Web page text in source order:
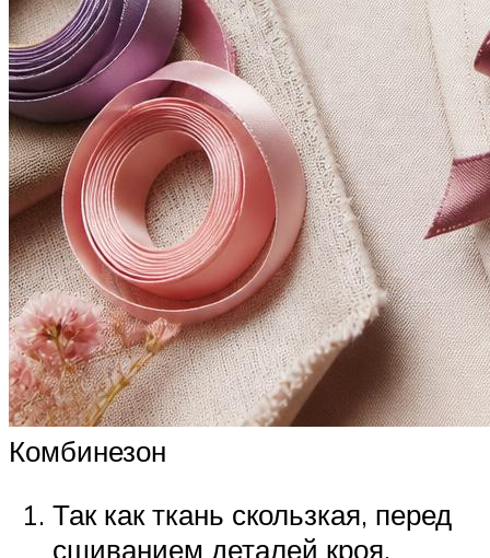
Комбинезон
Так как ткань скользкая, перед
сшиванием деталей кроя,